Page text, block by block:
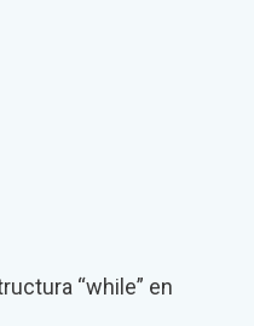
“while” en